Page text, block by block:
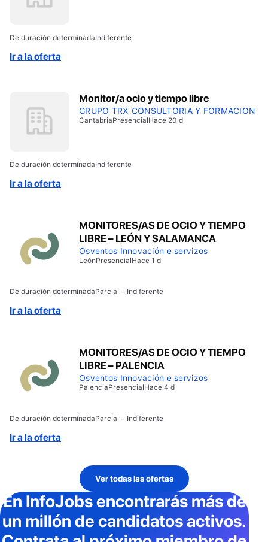
De duración determinadaIndiferente
Ir a la oferta
Monitor/a ocio y tiempo libre
GRUPO TRX CONSULTORIA Y FORMACION
CantabriaPresencialHace 20 d
De duración determinadaIndiferente
Ir a la oferta
MONITORES/AS DE OCIO Y TIEMPO
LIBRE – LEÓN Y SALAMANCA
Osventos Innovación e servizos
LeónPresencialHace 1 d
De duración determinadaParcial – Indiferente
Ir a la oferta
MONITORES/AS DE OCIO Y TIEMPO
LIBRE – PALENCIA
Osventos Innovación e servizos
PalenciaPresencialHace 4 d
De duración determinadaParcial – Indiferente
Ir a la oferta
Ver todas las ofertas
En InfoJobsencontrarás más de
un millón de candidatos activos.